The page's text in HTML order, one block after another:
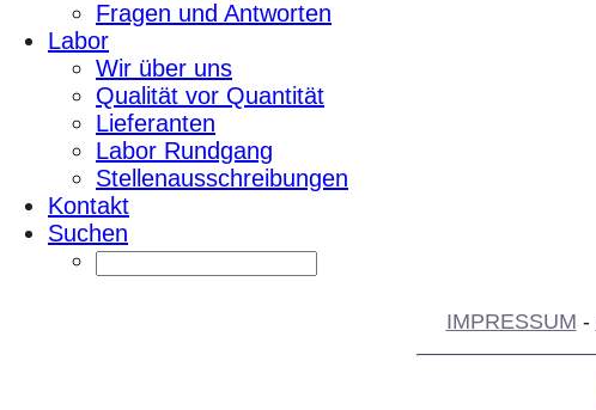
Fragen und Antworten
Labor
Wir über uns
Qualität vor Quantität
Lieferanten
Labor Rundgang
Stellenausschreibungen
Kontakt
Suchen
IMPRESSUM -